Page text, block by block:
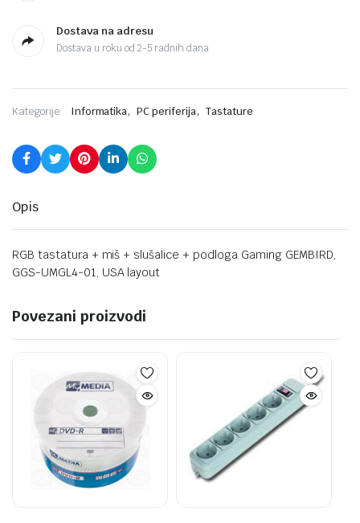
Dostava na adresu
Dostava u roku od 2-5 radnih dana
Kategorije: Informatika, PC periferija, Tastature
Opis
RGB tastatura + miš + slušalice + podloga Gaming GEMBIRD,
GGS-UMGL4-01, USA layout
Povezani proizvodi